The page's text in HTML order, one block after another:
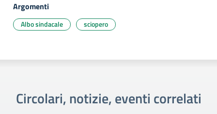
Argomenti
Albo sindacale sciopero
Circolari, notizie, eventi correlati